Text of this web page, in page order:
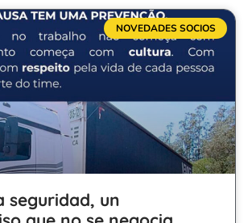
NOVEDADES SOCIOS
seguridad, un